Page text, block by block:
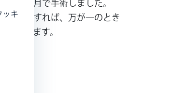
ッキ
後７か月で手術しました。
に退院すれば、万が一のとき
っています。